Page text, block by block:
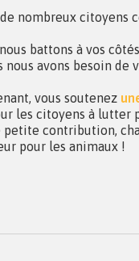
de nombreux citoyens
battons à vos
nous avons besoin de
vous soutenez
les citoyens à lutter
petite contribution,
pour les animaux !